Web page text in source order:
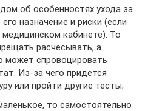
об особенностях ухода за
назначение и риски (если
медицинском кабинете). То
расчесывать, а
может спровоцировать
Из-за чего придется
или пройти другие тесты;
то самостоятельно